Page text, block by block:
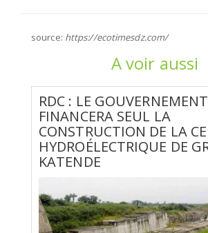
source: https://ecotimesdz.com/
A voir aussi
RDC : LE GOUVERNEMENT
FINANCERA SEUL LA
CONSTRUCTION DE LA
HYDROÉLECTRIQUE DE
KATENDE